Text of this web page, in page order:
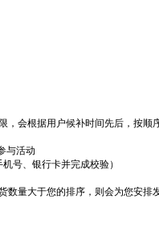
会根据用户候补时间先后，按顺
与活动
号、银行卡并完成校验）
量大于您的排序，则会为您安